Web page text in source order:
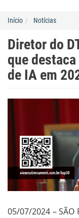
Início Notícias
Diretor do
que
de IA em
05/07/2024 –